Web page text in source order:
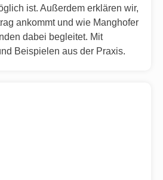
ist. Außerdem erklären wir,
ankommt und wie Manghofer
dabei begleitet. Mit
Beispielen aus der Praxis.